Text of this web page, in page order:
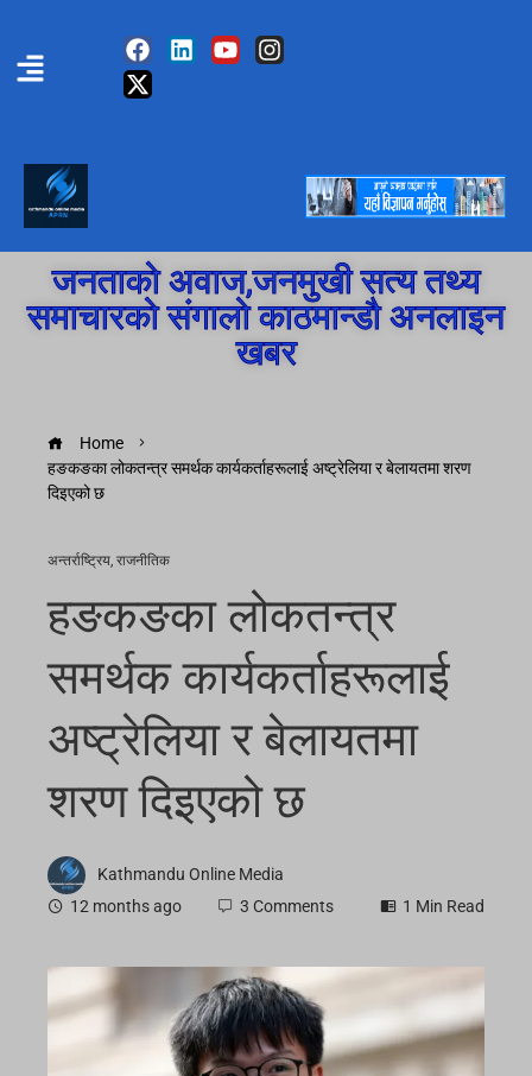
जनताको अवाज,जनमुखी सत्य तथ्य
समाचारको संगालो काठमान्डौ अनलाइन
खबर
Home
हङकङका लोकतन्त्र समर्थक कार्यकर्ताहरूलाई अष्ट्रेलिया र बेलायतमा शरण
दिइएको छ
अन्तर्राष्ट्रिय, राजनीतिक
हङकङका लोकतन्त्र
समर्थक कार्यकर्ताहरूलाई
अष्ट्रेलिया र बेलायतमा
शरण दिइएको छ
Kathmandu Online Media
12 months ago
3 Comments 1 Min Read